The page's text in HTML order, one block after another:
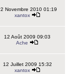
Novembre 2010 01:19
xantox
12 Août 2009 09:03
Ache
12 Juillet 2009 15:32
xantox